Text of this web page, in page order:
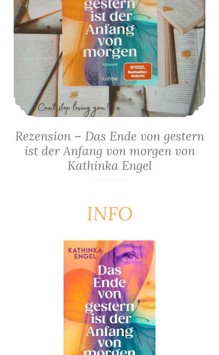
Rezension – Das Ende von gestern
ist der Anfang von morgen von
Kathinka Engel
INFO